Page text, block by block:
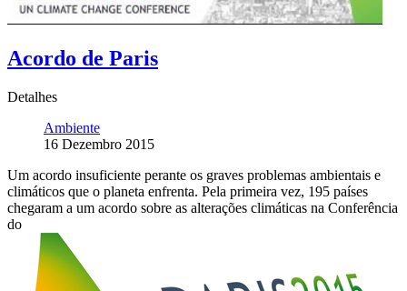
Acordo de Paris
Detalhes
Ambiente
16 Dezembro 2015
Um acordo insuficiente perante os graves problemas ambientais e
climáticos que o planeta enfrenta. Pela primeira vez, 195 países
chegaram a um acordo sobre as alterações climáticas na Conferência
do